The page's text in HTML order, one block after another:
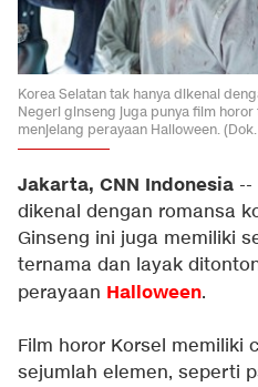
Korea Selatan tak hanya dikenal
Negeri ginseng juga punya film
menjelang perayaan Halloween.
Jakarta, CNN Indonesia --
dikenal dengan romansa
Ginseng ini juga memiliki
ternama dan layak
perayaan Halloween.
Film horor Korsel memiliki
sejumlah elemen, seperti